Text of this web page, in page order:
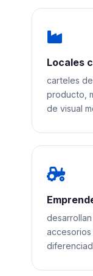
Locales
carteles
producto,
de visual